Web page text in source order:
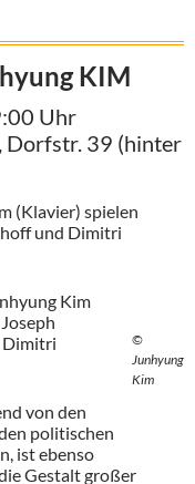
KIM
Uhr
39 (hinter
(Klavier) spielen
und Dimitri
©
Junhyung
Kim
Kim
Dimitri
von den
politischen
ist ebenso
Gestalt großer